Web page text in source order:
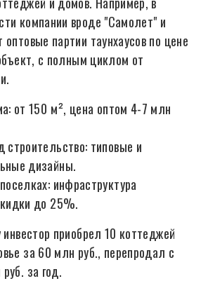
компании вроде "Самолет" и
партии таунхаусов по цене
с полным циклом от
от 150 м², цена оптом 4-7 млн
строительство: типовые и
дизайны.
инфраструктура
до 25%.
приобрел 10 коттеджей
за 60 млн руб., перепродал с
за год.